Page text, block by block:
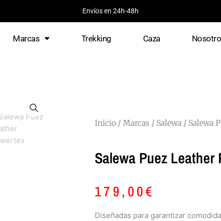
Envíos en 24h-48h
Marcas Trekking Caza
Inicio / Marcas / Salewa / Salewa
Salewa Puez Leather
179,00€
Diseñadas para garantizar